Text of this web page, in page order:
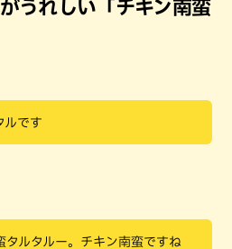
うれしい「チキン南蛮
ルです
タルタルー。チキン南蛮ですね